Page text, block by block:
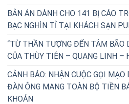
BẢN ÁN DÀNH CHO 141 BỊ CÁO
BẠC NGHÌN TỈ TẠI KHÁCH SẠN
“TỪ THẦN TƯỢNG ĐẾN TÂM BÃO
CỦA THÙY TIÊN – QUANG LINH –
CẢNH BÁO: NHẬN CUỘC GỌI MẠO
ĐÀN ÔNG MANG TOÀN BỘ TIỀN
KHOẢN